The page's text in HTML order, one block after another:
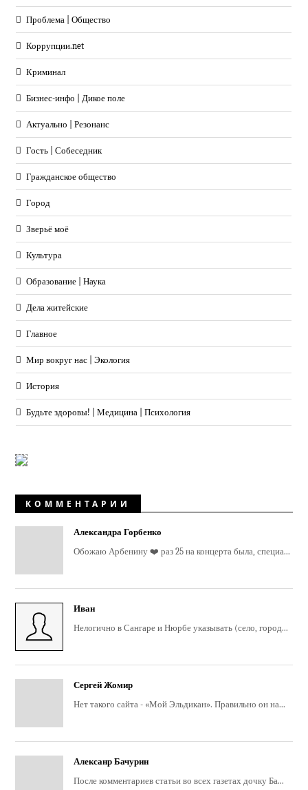
Проблема | Общество
Коррупции.net
Криминал
Бизнес-инфо | Дикое поле
Актуально | Резонанс
Гость | Собеседник
Гражданское общество
Город
Зверьё моё
Культура
Образование | Наука
Дела житейские
Главное
Мир вокруг нас | Экология
История
Будьте здоровы! | Медицина | Психология
КОММЕНТАРИИ
Александра Горбенко
Обожаю Арбенину ❤️ раз 25 на концерта была, специа...
Иван
Нелогично в Сангаре и Нюрбе указывать (село, город...
Сергей Жомир
Нет такого сайта - «Мой Эльдикан». Правильно он на...
Алексанр Бачурин
После комментариев статьи во всех газетах дочку Ба...